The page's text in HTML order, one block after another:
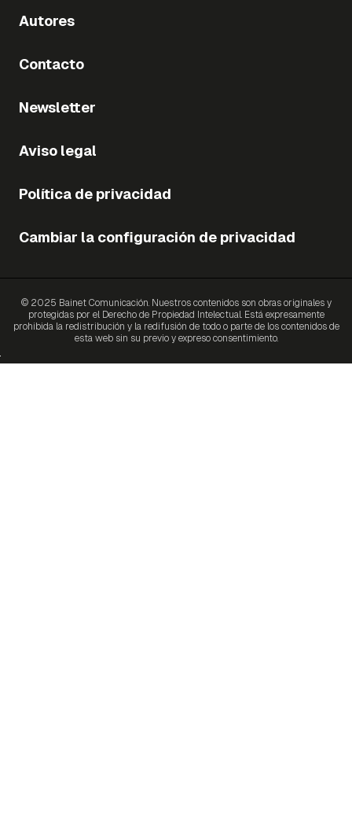
Autores
Contacto
Newsletter
Aviso legal
Política de privacidad
Cambiar la configuración de privacidad
© 2025 Bainet Comunicación. Nuestros contenidos son obras originales y
protegidas por el Derecho de Propiedad Intelectual. Está expresamente
prohibida la redistribución y la redifusión de todo o parte de los contenidos de
esta web sin su previo y expreso consentimiento.